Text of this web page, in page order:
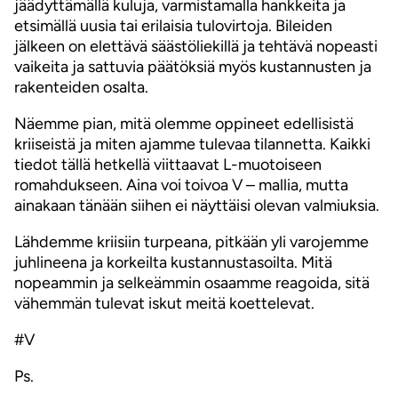
jäädyttämällä kuluja, varmistamalla hankkeita ja
etsimällä uusia tai erilaisia tulovirtoja. Bileiden
jälkeen on elettävä säästöliekillä ja tehtävä nopeasti
vaikeita ja sattuvia päätöksiä myös kustannusten ja
rakenteiden osalta.
Näemme pian, mitä olemme oppineet edellisistä
kriiseistä ja miten ajamme tulevaa tilannetta. Kaikki
tiedot tällä hetkellä viittaavat L-muotoiseen
romahdukseen. Aina voi toivoa V – mallia, mutta
ainakaan tänään siihen ei näyttäisi olevan valmiuksia.
Lähdemme kriisiin turpeana, pitkään yli varojemme
juhlineena ja korkeilta kustannustasoilta. Mitä
nopeammin ja selkeämmin osaamme reagoida, sitä
vähemmän tulevat iskut meitä koettelevat.
#V
Ps.